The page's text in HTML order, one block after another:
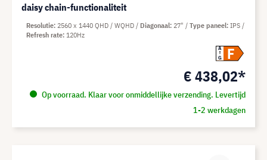
daisy chain-functionaliteit
A
G
F
€ 438,02*
Op voorraad. Klaar voor onmiddellijke verzending. Levertijd
1-2 werkdagen
Resolutie 2560 x 1440 QHD / WQHD Diagonaal 27" Type paneel IPS
Refresh rate 120Hz